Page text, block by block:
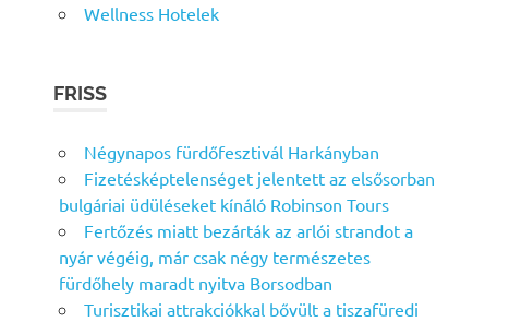
Wellness Hotelek
FRISS
Négynapos fürdőfesztivál Harkányban
Fizetésképtelenséget jelentett az elsősorban
bulgáriai üdüléseket kínáló Robinson Tours
Fertőzés miatt bezárták az arlói strandot a
nyár végéig, már csak négy természetes
fürdőhely maradt nyitva Borsodban
Turisztikai attrakciókkal bővült a tiszafüredi